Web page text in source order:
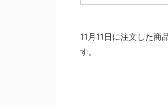
11月11日に注文した商
す。